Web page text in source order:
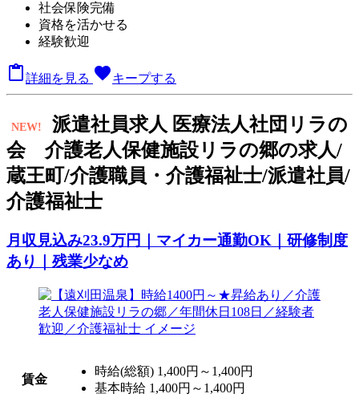
社会保険完備
資格を活かせる
経験歓迎
 詳細を見る favoriteキープする
NEW! 派遣社員求人 医療法人社団リラの
会 介護老人保健施設リラの郷の求人/
蔵王町/介護職員・介護福祉士/派遣社員/
介護福祉士
月収見込み23.9万円｜マイカー通勤OK｜研修制度
あり｜残業少なめ
賃金
時給(総額) 1,400円～1,400円
基本時給 1,400円～1,400円